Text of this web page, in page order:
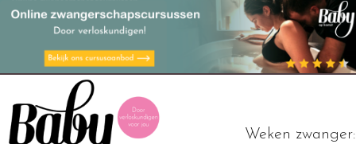
Weken zwanger: